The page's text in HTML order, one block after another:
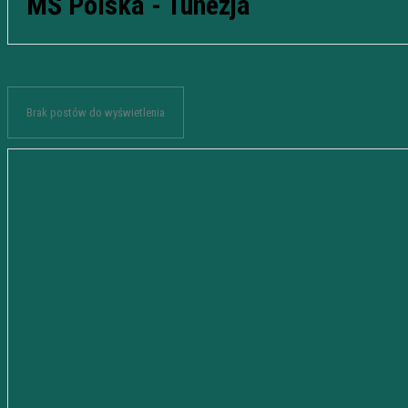
Brak postów do wyświetlenia